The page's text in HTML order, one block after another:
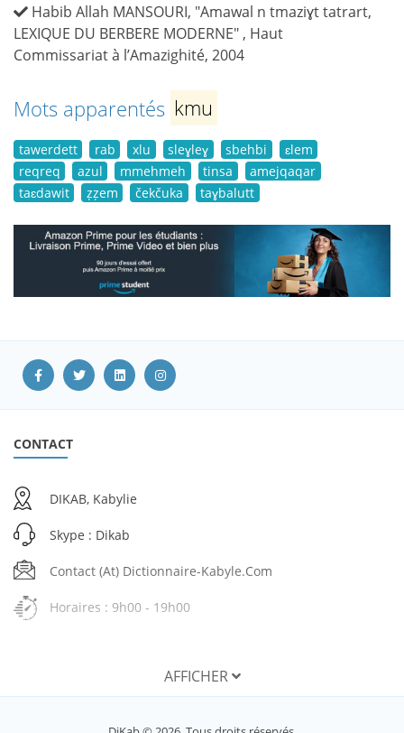
Habib Allah MANSOURI, "Amawal n tmaziɣt tatrart,
LEXIQUE DU BERBERE MODERNE" , Haut
Commissariat à l’Amazighité, 2004
Mots apparentés kmu
tawerdett rab xlu sleɣleɣ sbehbi
ɛlem
reqreq
azul mmehmeh tinsa
amejqaqar
taɛdawit
ẓẓem čekčuka taɣbalutt
CONTACT
DIKAB, Kabylie
Skype : Dikab
Contact (at) Dictionnaire-Kabyle.com
Horaires : 9h00 - 19h00
AFFICHER